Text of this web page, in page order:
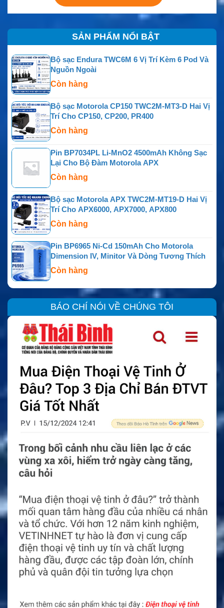
SẢN PHẨM NỔI BẬT
Bộ sạc Endura TWC6M 6 Vị Trí Kèm 6 Pod Và
Nguồn Ngoài
Còn hàng
Bộ sạc Motorola CP150 TWC2M-MT3-D Hai Vị
Trí Cho CP150, CP200, PR400
Còn hàng
Pin BP7034PL Li-MnO2 4500mAh Không Sạc
Lại Cho Bộ Đàm Motorola APX
Còn hàng
Bộ sạc Motorola APX TWC2M-MT19-D Hai Vị
Trí Cho APX6000, APX7000, APX800
Còn hàng
Pin BP6965 Ni-Cd 150mAh Cho Motorola
Dimension IV, Minitor Và Dòng Tương Thích
Còn hàng
BÁO CHÍ NÓI VỀ CHÚNG TÔI